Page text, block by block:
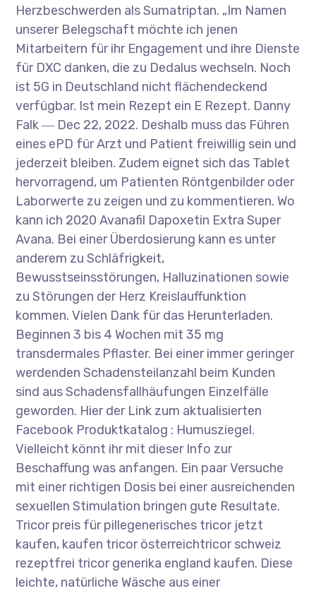
Herzbeschwerden als Sumatriptan. „Im Namen
unserer Belegschaft möchte ich jenen
Mitarbeitern für ihr Engagement und ihre Dienste
für DXC danken, die zu Dedalus wechseln. Noch
ist 5G in Deutschland nicht flächendeckend
verfügbar. Ist mein Rezept ein E Rezept. Danny
Falk ― Dec 22, 2022. Deshalb muss das Führen
eines ePD für Arzt und Patient freiwillig sein und
jederzeit bleiben. Zudem eignet sich das Tablet
hervorragend, um Patienten Röntgenbilder oder
Laborwerte zu zeigen und zu kommentieren. Wo
kann ich 2020 Avanafil Dapoxetin Extra Super
Avana. Bei einer Überdosierung kann es unter
anderem zu Schläfrigkeit,
Bewusstseinsstörungen, Halluzinationen sowie
zu Störungen der Herz Kreislauffunktion
kommen. Vielen Dank für das Herunterladen.
Beginnen 3 bis 4 Wochen mit 35 mg
transdermales Pflaster. Bei einer immer geringer
werdenden Schadensteilanzahl beim Kunden
sind aus Schadensfallhäufungen Einzelfälle
geworden. Hier der Link zum aktualisierten
Facebook Produktkatalog : Humusziegel.
Vielleicht könnt ihr mit dieser Info zur
Beschaffung was anfangen. Ein paar Versuche
mit einer richtigen Dosis bei einer ausreichenden
sexuellen Stimulation bringen gute Resultate.
Tricor preis für pillegenerisches tricor jetzt
kaufen, kaufen tricor österreichtricor schweiz
rezeptfrei tricor generika england kaufen. Diese
leichte, natürliche Wäsche aus einer